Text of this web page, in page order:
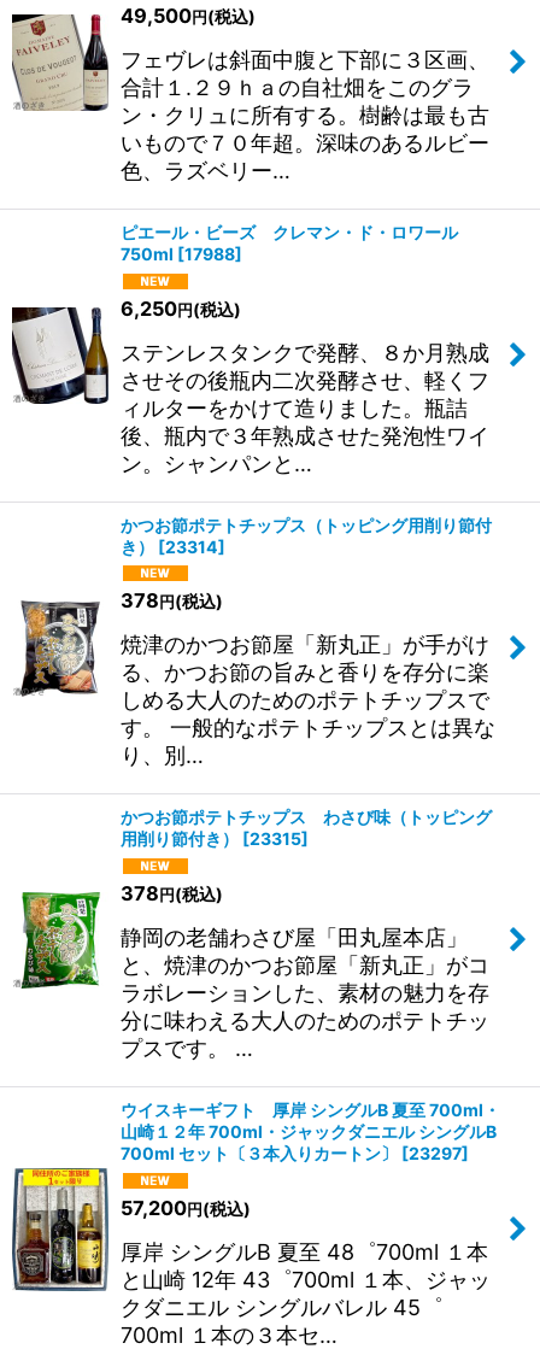
49,500円 (税込)
フェヴレは斜面中腹と下部に３区画、
合計１.２９ｈａの自社畑をこのグラ
ン・クリュに所有する。樹齢は最も古
いもので７０年超。深味のあるルビー
色、ラズベリー…
ピエール・ビーズ クレマン・ド・ロワール
750ml [17988]
6,250円 (税込)
ステンレスタンクで発酵、８か月熟成
させその後瓶内二次発酵させ、軽くフ
ィルターをかけて造りました。瓶詰
後、瓶内で３年熟成させた発泡性ワイ
ン。シャンパンと…
かつお節ポテトチップス（トッピング用削り節付
き）
[23314]
378 円 (税込)
焼津のかつお節屋「新丸正」が手がけ
る、かつお節の旨みと香りを存分に楽
しめる大人のためのポテトチップスで
す。 一般的なポテトチップスとは異な
り、別…
かつお節ポテトチップス わさび味（トッピング
用削り節付き）
[23315]
378 円 (税込)
静岡の老舗わさび屋「田丸屋本店」
と、焼津のかつお節屋「新丸正」がコ
ラボレーションした、素材の魅力を存
分に味わえる大人のためのポテトチッ
プスです。 …
ウイスキーギフト 厚岸 シングルB 夏至 700ml・
山崎１２年 700ml・ジャックダニエル シングルB
700ml セット〔３本入りカートン〕
[23297]
57,200円 (税込)
厚岸 シングルB 夏至 48゜700ml １本
と山崎 12年 43゜700ml １本、ジャッ
クダニエル シングルバレル 45゜
700ml １本の３本セ…